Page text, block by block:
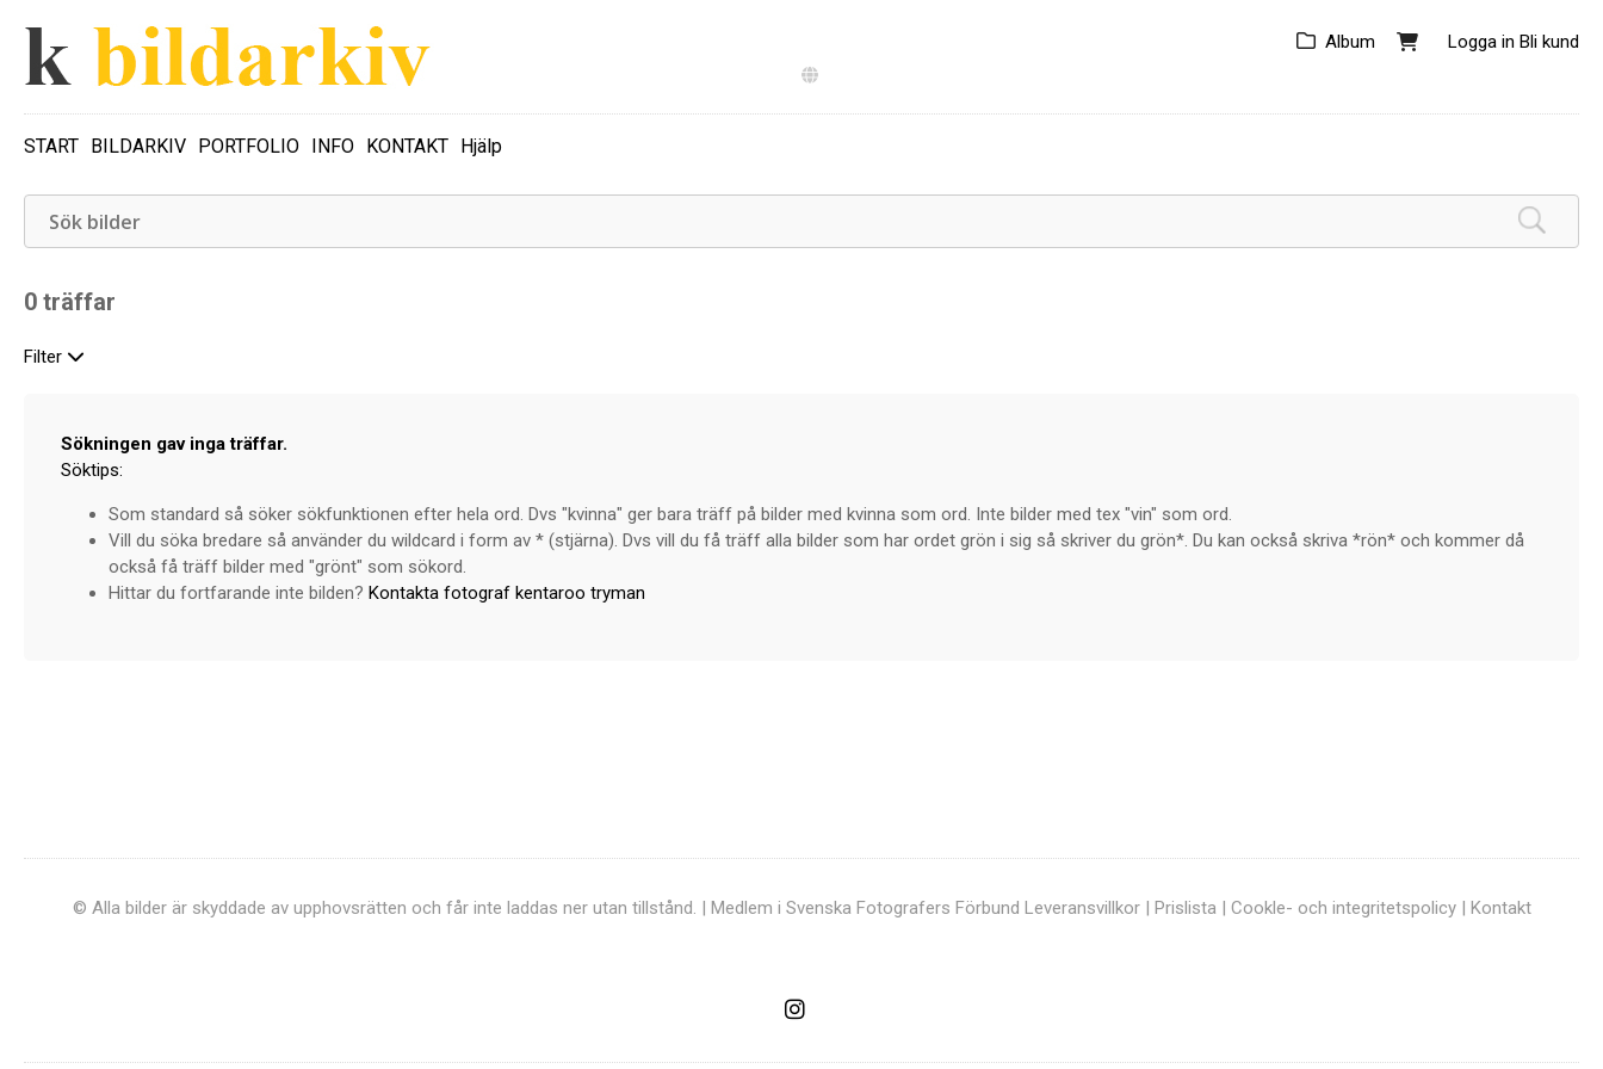
Logga in Bli kund
Album
START BILDARKIV PORTFOLIO INFO KONTAKT Hjälp
0 träffar
Filter
Sökningen gav inga träffar.
Söktips:
Som standard så söker sökfunktionen efter hela ord. Dvs "kvinna" ger bara träff på bilder med kvinna som ord. Inte bilder med tex "vin" som ord.
Vill du söka bredare så använder du wildcard i form av * (stjärna). Dvs vill du få träff alla bilder som har ordet grön i sig så skriver du grön*. Du kan också skriva *rön* och kommer då
också få träff bilder med "grönt" som sökord.
Hittar du fortfarande inte bilden? Kontakta fotograf kentaroo tryman
© Alla bilder är skyddade av upphovsrätten och får inte laddas ner utan tillstånd. | Medlem i Svenska Fotografers Förbund Leveransvillkor| Prislista| Cookle- och integritetspolicy| Kontakt